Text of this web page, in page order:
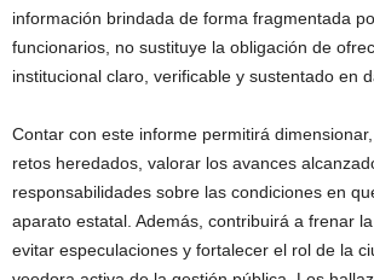
información brindada de forma fragmentada
funcionarios, no sustituye la obligación de
institucional claro, verificable y sustentado en
Contar con este informe permitirá
retos heredados, valorar los avances
responsabilidades sobre las condiciones en
aparato estatal. Además, contribuirá a frenar
evitar especulaciones y fortalecer el rol de la